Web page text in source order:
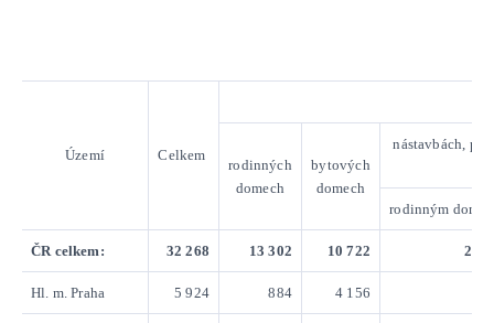
Území Celkem
rodinných
domech
bytových
domech
nástavbách,
rodinným
ČR celkem: 32 268 13 302 10 722 2
Hl. m. Praha 5 924 884 4 156